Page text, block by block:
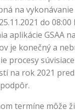
na
do
aplikácie GSAA
je konečný a
procesy
na rok 2021
termíne môže